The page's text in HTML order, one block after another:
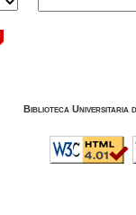
Biblioteca Universitaria